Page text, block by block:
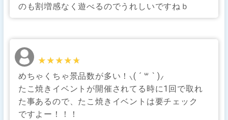
のも割増感なく遊べるのでうれしいですねｂ
★★★★★
★★★★★
めちゃくちゃ景品数が多い！⸜( ´ ꒳ ` )⸝
たこ焼きイベントが開催されてる時に1回で取れ
た事あるので、たこ焼きイベントは要チェック
ですよー！！！